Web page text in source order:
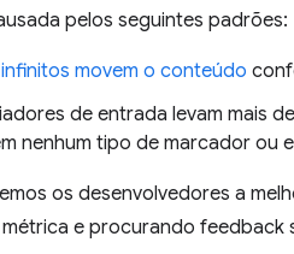
pelos seguintes padrões:
movem o conteúdo
de entrada levam mais
nenhum tipo de marcador ou
os desenvolvedores a
e procurando feedback